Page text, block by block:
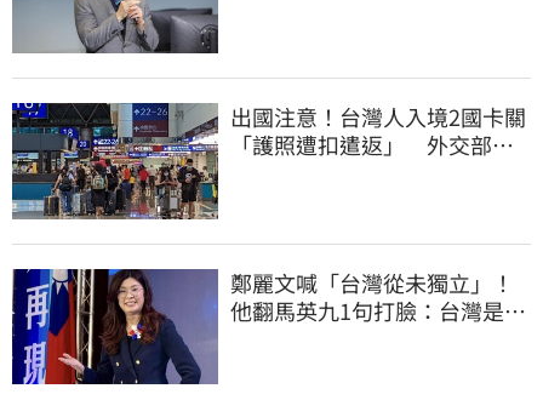
出國注意！台灣人入境2國卡關
「護照遭扣遣返」 外交部證
鄭麗文喊「台灣從未獨立」！
他翻馬英九1句打臉：台灣是我